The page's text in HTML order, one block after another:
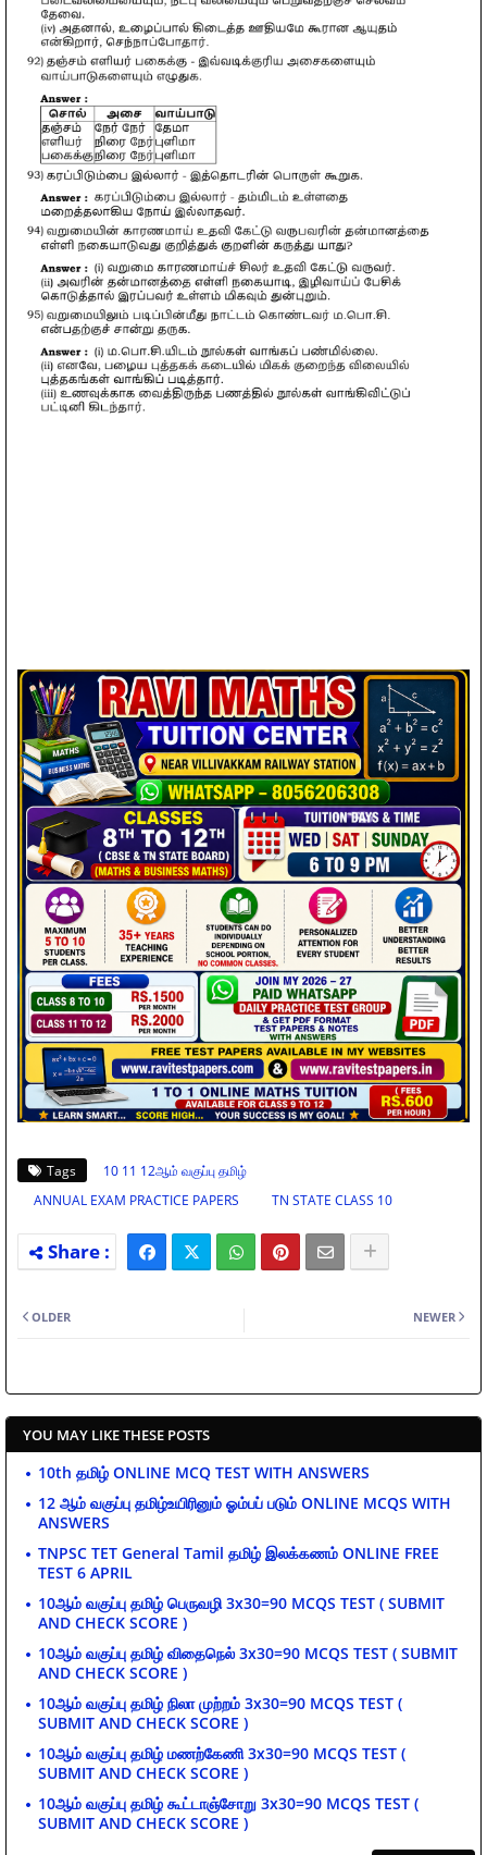
Tags
10 11 12ஆம் வகுப்பு தமிழ்
ANNUAL EXAM PRACTICE PAPERS
TN STATE CLASS 10
NEWER
OLDER
YOU MAY LIKE THESE POSTS
10th தமிழ் ONLINE MCQ TEST WITH ANSWERS
12 ஆம் வகுப்பு தமிழ்உயிரினும் ஓம்பப் படும் ONLINE MCQS WITH
ANSWERS
TNPSC TET General Tamil தமிழ் இலக்கணம் ONLINE FREE
TEST 6 APRIL
10ஆம் வகுப்பு தமிழ் பெருவழி 3x30=90 MCQS TEST ( SUBMIT
AND CHECK SCORE )
10ஆம் வகுப்பு தமிழ் விதைநெல் 3x30=90 MCQS TEST ( SUBMIT
AND CHECK SCORE )
10ஆம் வகுப்பு தமிழ் நிலா முற்றம் 3x30=90 MCQS TEST (
SUBMIT AND CHECK SCORE )
10ஆம் வகுப்பு தமிழ் மணற்கேணி 3x30=90 MCQS TEST (
SUBMIT AND CHECK SCORE )
10ஆம் வகுப்பு தமிழ் கூட்டாஞ்சோறு 3x30=90 MCQS TEST (
SUBMIT AND CHECK SCORE )